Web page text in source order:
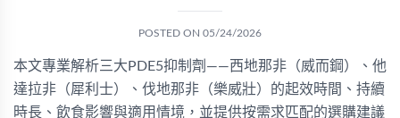
POSTED ON 05/24/2026
本文專業解析三大PDE5抑制劑——西地那非（威而鋼）、他
達拉非（犀利士）、伐地那非（樂威壯）的起效時間、持續
時長、飲食影響與適用情境，並提供按需求匹配的選購建議